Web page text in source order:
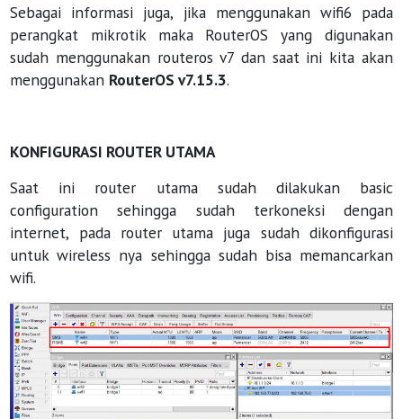
Sebagai informasi juga, jika menggunakan wifi6 pada
perangkat mikrotik maka RouterOS yang digunakan
sudah menggunakan routeros v7 dan saat ini kita akan
menggunakan RouterOS v7.15.3.
KONFIGURASI ROUTER UTAMA
Saat ini router utama sudah dilakukan basic
configuration sehingga sudah terkoneksi dengan
internet, pada router utama juga sudah dikonfigurasi
untuk wireless nya sehingga sudah bisa memancarkan
wifi.